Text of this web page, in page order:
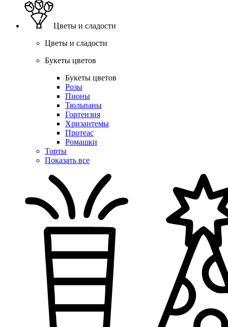
Цветы и сладости
Цветы и сладости
Букеты цветов
Букеты цветов
Розы
Пионы
Тюльпаны
Гортензия
Хризантемы
Протеас
Ромашки
Торты
Показать все